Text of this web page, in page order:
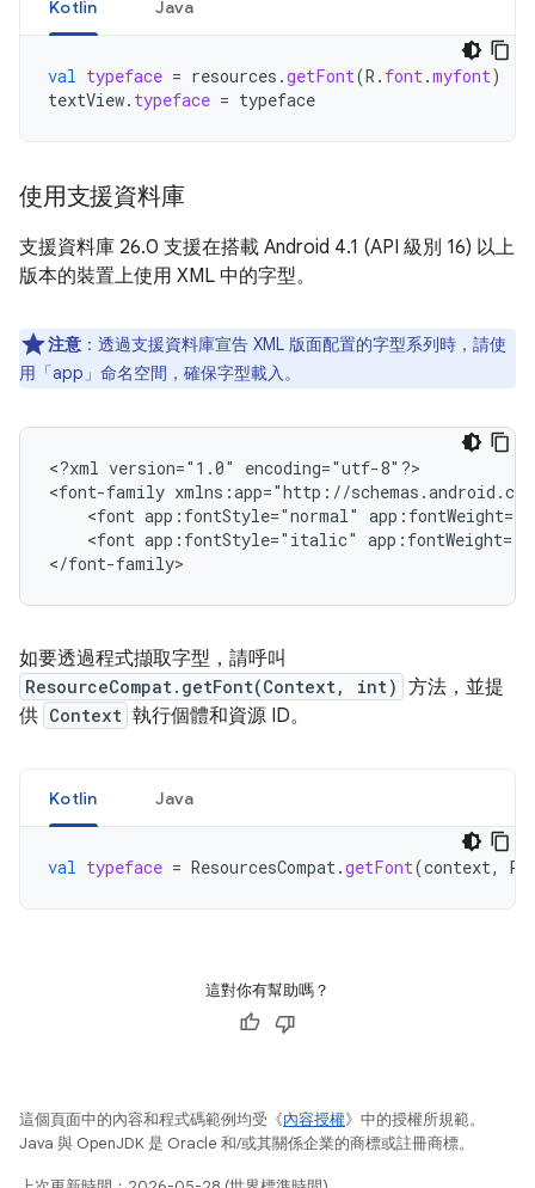
Kotlin Java
val typeface = resources .getFont(R . font.myfont)
textView. typeface = typeface
使用支援資料庫
支援資料庫 26.0 支援在搭載 Android 4.1 (API 級別 16) 以上
版本的裝置上使用 XML 中的字型。
注意 ：透過支援資料庫宣告 XML 版面配置的字型系列時，請使
用「app」 命名空間，確保字型載入。
<?xml version="1.0"
encoding="utf-8"?>
<font-family
<font app:fontStyle="normal"
<font app:fontStyle="italic"
</font-family>
如要透過程式擷取字型，請呼叫
ResourceCompat.getFont(Context, int) 方法，並提
供 Context 執行個體和資源 ID。
Kotlin Java
val typeface = ResourcesCompat.getFont(context, R
這對你有幫助嗎？
這個頁面中的內容和程式碼範例均受《內容授權》中的授權所規範。
Java 與 OpenJDK 是 Oracle 和/或其關係企業的商標或註冊商標。